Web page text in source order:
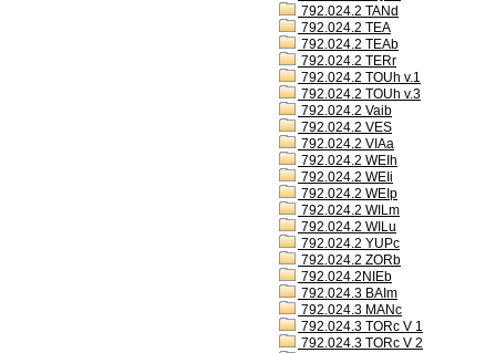
792.024.2 TANd
792.024.2 TEA
792.024.2 TEAb
792.024.2 TERr
792.024.2 TOUh v.1
792.024.2 TOUh v.3
792.024.2 Vaib
792.024.2 VES
792.024.2 VIAa
792.024.2 WEIh
792.024.2 WEIi
792.024.2 WEIp
792.024.2 WILm
792.024.2 WILu
792.024.2 YUPc
792.024.2 ZORb
792.024.2NIEb
792.024.3 BAIm
792.024.3 MANc
792.024.3 TORc V 1
792.024.3 TORc V 2